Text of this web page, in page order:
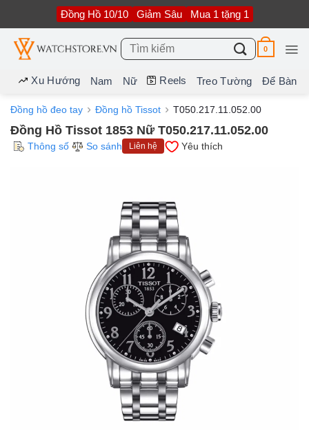
nội
dung
Đồng Hồ 10/10 Giảm Sâu Mua 1 tặng 1
Tìm
kiếm:
0
Xu Hướng Nam Nữ Reels Treo Tường Để Bàn
Đồng hồ đeo tay Đồng hồ Tissot T050.217.11.052.00
Đồng Hồ Tissot 1853 Nữ T050.217.11.052.00
Thông số So sánh Liên hệ Yêu thích